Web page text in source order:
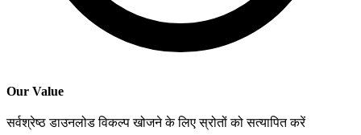
Our Value
सर्वश्रेष्ठ डाउनलोड विकल्प खोजने के लिए स्रोतों को सत्यापित करें